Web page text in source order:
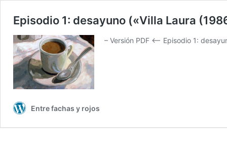
Episodio 1: desayuno («Villa Laura
– Versión PDF <– Episodio 1:
Entre fachas y rojos